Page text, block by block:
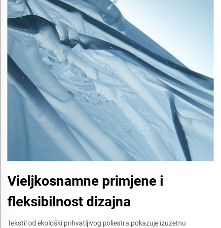
Vieljkosnamne primjene i
fleksibilnost dizajna
Tekstil od ekološki prihvatljivog poliestra pokazuje izuzetnu